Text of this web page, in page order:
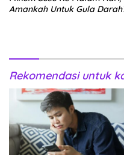
Amankah Untuk Gula
Rekomendasi untuk